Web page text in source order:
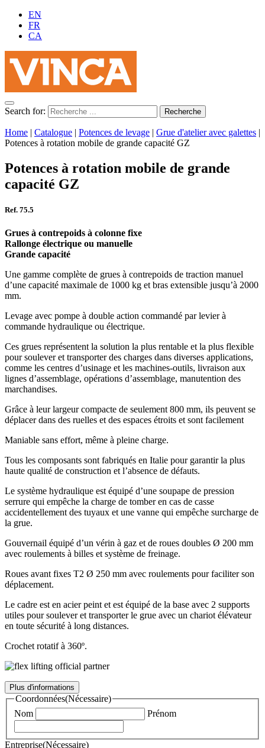
EN
FR
CA
Search for:
Home | Catalogue | Potences de levage | Grue d'atelier avec galettes |
Potences à rotation mobile de grande capacité GZ
Potences à rotation mobile de grande
capacité GZ
Ref. 75.5
Grues à contrepoids à colonne fixe
Rallonge électrique ou manuelle
Grande capacité
Une gamme complète de grues à contrepoids de traction manuel
d’une capacité maximale de 1000 kg et bras extensible jusqu’à 2000
mm.
Levage avec pompe à double action commandé par levier à
commande hydraulique ou électrique.
Ces grues représentent la solution la plus rentable et la plus flexible
pour soulever et transporter des charges dans diverses applications,
comme les centres d’usinage et les machines-outils, livraison aux
lignes d’assemblage, opérations d’assemblage, manutention des
marchandises.
Grâce à leur largeur compacte de seulement 800 mm, ils peuvent se
déplacer dans des ruelles et des espaces étroits et sont facilement
Maniable sans effort, même à pleine charge.
Tous les composants sont fabriqués en Italie pour garantir la plus
haute qualité de construction et l’absence de défauts.
Le système hydraulique est équipé d’une soupape de pression
serrure qui empêche la charge de tomber en cas de casse
accidentellement des tuyaux et une vanne qui empêche surcharge de
la grue.
Gouvernail équipé d’un vérin à gaz et de roues doubles Ø 200 mm
avec roulements à billes et système de freinage.
Roues avant fixes T2 Ø 250 mm avec roulements pour faciliter son
déplacement.
Le cadre est en acier peint et est équipé de la base avec 2 supports
utiles pour soulever et transporter le grue avec un chariot élévateur
en toute sécurité à long distances.
Crochet rotatif à 360º.
Plus d'informations
Coordonnées(Nécessaire)
Nom
Prénom
Entreprise(Nécessaire)